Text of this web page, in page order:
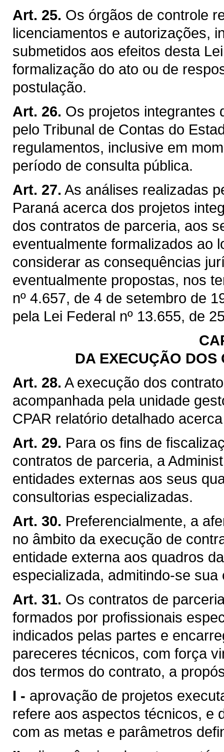
Art. 25. Os órgãos de controle
licenciamentos e autorizações,
submetidos aos efeitos desta
formalização do ato ou de
postulação.
Art. 26. Os projetos integrantes
pelo Tribunal de Contas do
regulamentos, inclusive em
período de consulta pública.
Art. 27. As análises realizadas
Paraná acerca dos projetos
dos contratos de parceria, aos
eventualmente formalizados ao
considerar as consequências
eventualmente propostas, nos
nº 4.657, de 4 de setembro de
pela Lei Federal nº 13.655, de
DA EXECUÇÃO DOS
Art. 28. A execução dos
acompanhada pela unidade
CPAR relatório detalhado
Art. 29. Para os fins de
contratos de parceria, a
entidades externas aos seus
consultorias especializadas.
Art. 30. Preferencialmente, a
no âmbito da execução de
entidade externa aos quadros
especializada, admitindo-se
Art. 31. Os contratos de
formados por profissionais
indicados pelas partes e
pareceres técnicos, com força
dos termos do contrato, a
I - aprovação de projetos
refere aos aspectos técnicos, e
com as metas e parâmetros